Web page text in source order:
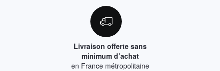
Livraison offerte sans
minimum d’achat
en France métropolitaine